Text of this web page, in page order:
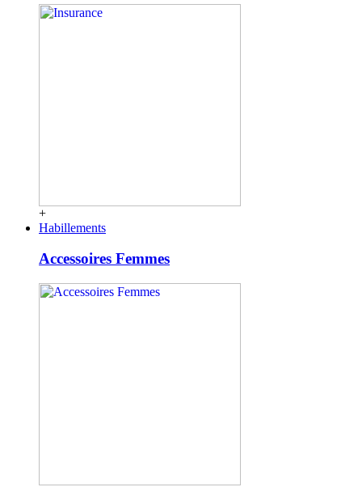
+
Habillements
Accessoires Femmes